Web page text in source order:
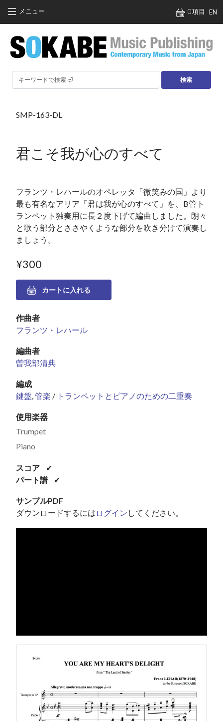
メニュー 0 項目 EN
検索
SMP-163-DL
君こそ我が心のすべて
フランツ・レハールのオペレッタ「微笑みの国」より
最も有名なアリア「君は我が心のすべて」を、B管ト
ランペット独奏用に長２度下げて編曲しました。朗々
と歌う部分とささやくような部分を吹き分けて演奏し
ましょう。
¥300
作曲者
フランツ・レハール
編曲者
曽我部清典
編成
鍵盤,管楽 / トランペットとピアノのための二重奏
使用楽器
Trumpet
Piano
スコア
✔
パート譜
✔
サンプルPDF
ダウンロードするには ログイン してください。